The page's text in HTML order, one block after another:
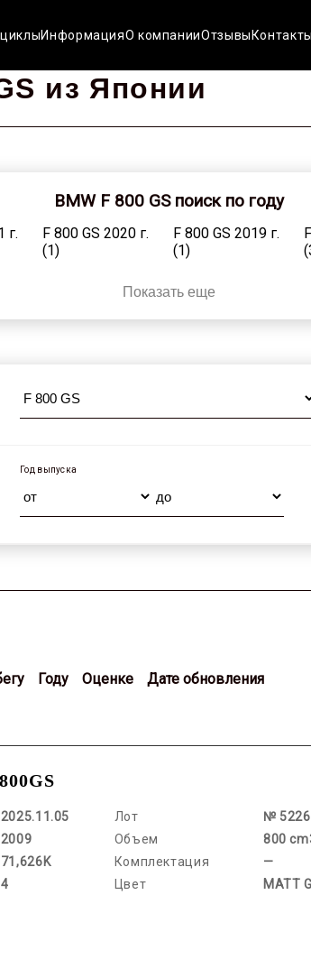
ИнформацияО компанииОтзывы Контакты
из Японии
BMW F 800 GS поиск по году
г.
F 800 GS 2020 г.
(1)
F 800 GS 2019 г.
(1)
(7)
Показать еще
Год выпуска
Году Оценке Дате обновления
2025.11.05
2009
71,626K
4
Лот
№ 5226
Объем
800
Комплектация
—
Цвет
MATT